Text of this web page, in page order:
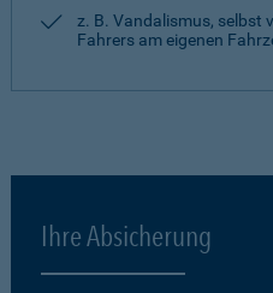
z. B. Vandalismus, selbst
Fahrers am eigenen
Ihre Absicherung